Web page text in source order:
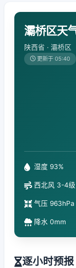
灞桥区天
陕西省 · 灞桥区
更新于 05:40
湿度 93%
西北风 3-4级
气压 963hPa
降水 0mm
逐小时预报